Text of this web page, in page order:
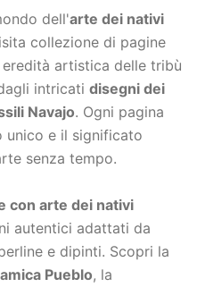
dell'arte dei nativi
collezione di pagine
artistica delle tribù
intricati disegni dei
Navajo. Ogni pagina
unico e il significato
senza tempo.
con arte dei nativi
autentici adattati da
e dipinti. Scopri la
Pueblo, la